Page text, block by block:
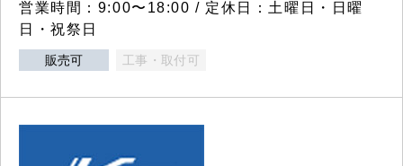
営業時間：9:00〜18:00 / 定休日：土曜日・日曜
日・祝祭日
販売可 工事・取付可